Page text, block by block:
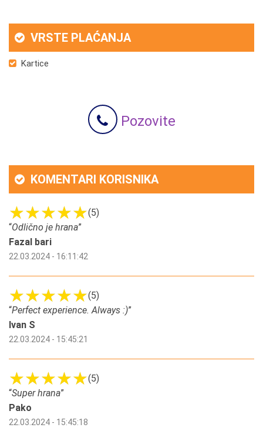
VRSTE PLAĆANJA
Kartice
Pozovite
KOMENTARI KORISNIKA
(5)
“Odlično je hrana”
Fazal bari
22.03.2024 - 16:11:42
(5)
“Perfect experience. Always :)”
Ivan S
22.03.2024 - 15:45:21
(5)
“Super hrana”
Pako
22.03.2024 - 15:45:18